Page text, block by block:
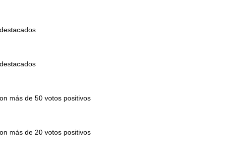
más de 50 votos positivos
más de 20 votos positivos